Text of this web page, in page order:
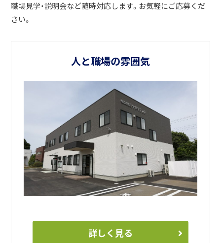
職場見学・説明会など随時対応します。お気軽にご応募くだ
さい。
人と職場の雰囲気
詳しく見る